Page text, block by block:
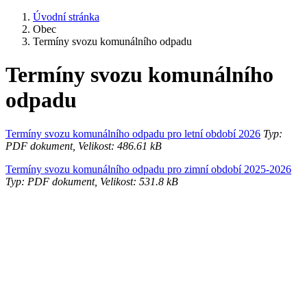
Úvodní stránka
Obec
Termíny svozu komunálního odpadu
Termíny svozu komunálního
odpadu
Termíny svozu komunálního odpadu pro letní období 2026 Typ:
PDF dokument, Velikost: 486.61 kB
Termíny svozu komunálního odpadu pro zimní období 2025-2026
Typ: PDF dokument, Velikost: 531.8 kB